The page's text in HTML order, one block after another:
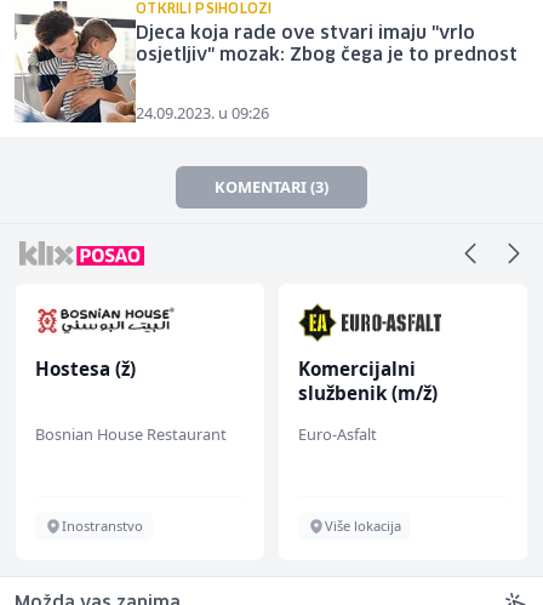
OTKRILI PSIHOLOZI
Djeca koja rade ove stvari imaju "vrlo
osjetljiv" mozak: Zbog čega je to prednost
24.09.2023. u 09:26
KOMENTARI (3)
Hostesa (ž)
Bosnian House Restaurant
Inostranstvo
Komercijalni
službenik (m/ž)
Euro-Asfalt
Više lokacija